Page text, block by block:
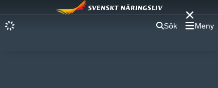
Sök Meny